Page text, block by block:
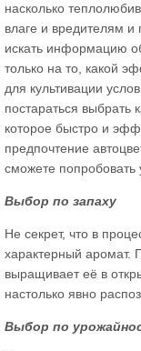
насколько
влаге и вредителям и
искать информацию
только на то, какой
для культивации
постараться выбрать
которое быстро и
предпочтение
сможете попробовать
Выбор по запаху
Не секрет, что в
характерный аромат.
выращивает её в
настолько явно
Выбор по